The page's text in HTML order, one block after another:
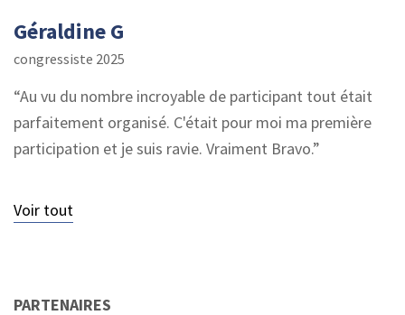
Géraldine G
congressiste 2025
Au vu du nombre incroyable de participant tout était
parfaitement organisé. C'était pour moi ma première
participation et je suis ravie. Vraiment Bravo.
Voir tout
PARTENAIRES